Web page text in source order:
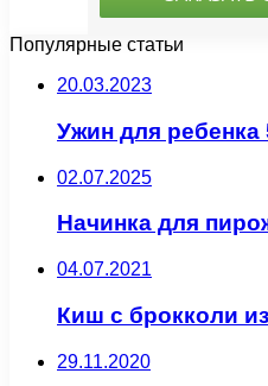
Популярные статьи
20.03.2023
Ужин для ребенка
02.07.2025
Начинка для
04.07.2021
Киш с брокколи
29.11.2020